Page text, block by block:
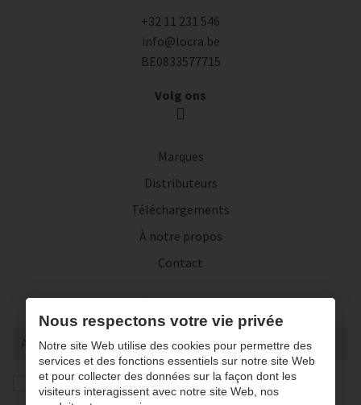
+32 11 231 546
info@locra.be
BE0833577715
Volg ons
Marques
Distributeurs
Téléchargements
À notre propos
Contact
J’autorise la conversation et le traitement de mes
données conformément à notreprivacy statement
Nous respectons votre vie privée
Notre site Web utilise des cookies pour permettre des
services et des fonctions essentiels sur notre site Web
et pour collecter des données sur la façon dont les
visiteurs interagissent avec notre site Web, nos